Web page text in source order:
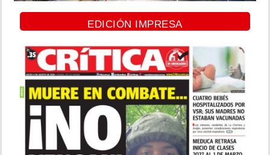
EDICIÓN IMPRESA